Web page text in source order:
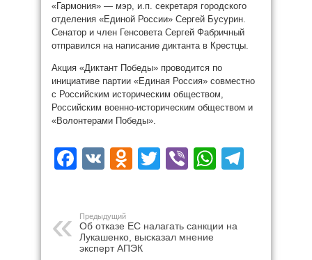
«Гармония» — мэр, и.п. секретаря городского
отделения «Единой России» Сергей Бусурин.
Сенатор и член Генсовета Сергей Фабричный
отправился на написание диктанта в Крестцы.
Акция «Диктант Победы» проводится по
инициативе партии «Единая Россия» совместно
с Российским историческим обществом,
Российским военно-историческим обществом и
«Волонтерами Победы».
Facebook
VK Odnoklassniki
Twitter
Viber
Предыдущий
Об отказе ЕС налагать санкции на
Лукашенко, высказал мнение
эксперт АПЭК